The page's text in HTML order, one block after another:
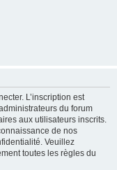
L’inscription est
du forum
aux utilisateurs inscrits.
de nos
Veuillez
toutes les règles du